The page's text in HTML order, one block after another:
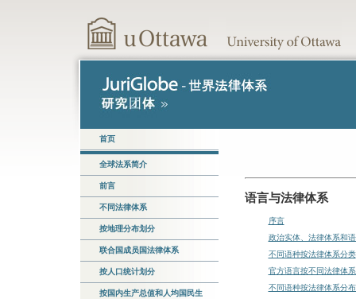
首页
全球法系简介
前言
不同法律体系
按地理分布划分
联合国成员国法律体系
按人口统计划分
按国内生产总值和人均国民生
语言与法律体系
序言
政治实体、法律体系和
不同语种按法律体系分类
官方语言按不同法律体
不同语种按法律体系分